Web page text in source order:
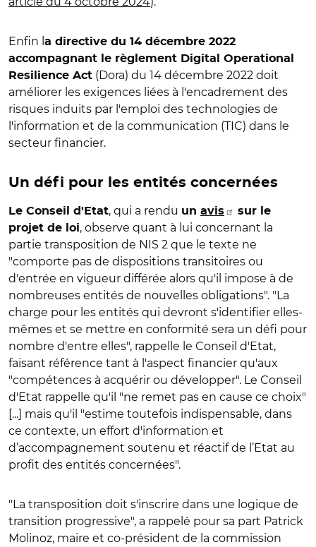
Enfin l a directive du 14 décembre 2022
accompagnant le règlement Digital Operational
Resilience Act (Dora) du 14 décembre 2022 doit
améliorer les exigences liées à l'encadrement des
risques induits par l'emploi des technologies de
l'information et de la communication (TIC) dans le
secteur financier.
Un défi pour les entités concernées
Le Conseil d'Etat, qui a rendu un avis
sur le
projet de loi, observe quant à lui concernant la
partie transposition de NIS 2 que le texte ne
"comporte pas de dispositions transitoires ou
d'entrée en vigueur différée alors qu'il impose à de
nombreuses entités de nouvelles obligations". "La
charge pour les entités qui devront s'identifier elles-
mêmes et se mettre en conformité sera un défi pour
nombre d'entre elles", rappelle le Conseil d'Etat,
faisant référence tant à l'aspect financier qu'aux
"compétences à acquérir ou développer". Le Conseil
d'Etat rappelle qu'il "ne remet pas en cause ce choix"
[...] mais qu'il "estime toutefois indispensable, dans
ce contexte, un effort d'information et
d’accompagnement soutenu et réactif de l’Etat au
profit des entités concernées".
"La transposition doit s'inscrire dans une logique de
transition progressive", a rappelé pour sa part Patrick
Molinoz, maire et co-président de la commission